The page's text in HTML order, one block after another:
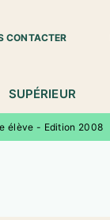
CONTACTER
SUPÉRIEUR
élève - Edition 2008